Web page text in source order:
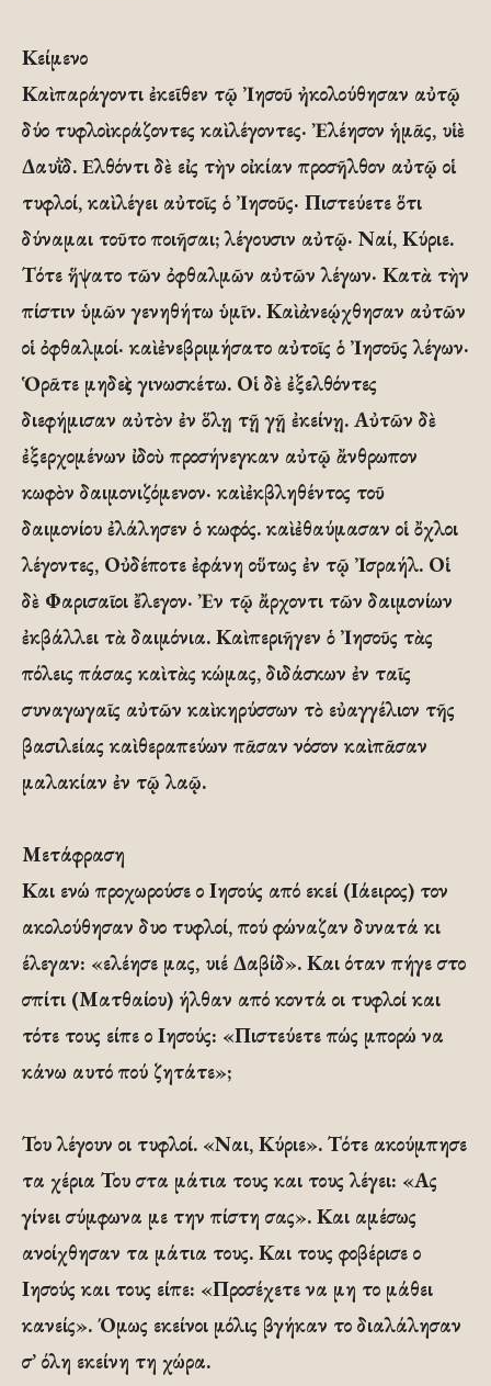
Κείμενο
Καὶ παράγοντι ἐκεῖθεν τῷ Ἰησοῦ ἠκολούθησαν αὐτῷ
δύο τυφλοὶ κράζοντες καὶ λέγοντες· Ἐλέησον ἡμᾶς, υἱὲ
Δαυῒδ. Eλθόντι δὲ εἰς τὴν οἰκίαν προσῆλθον αὐτῷ οἱ
τυφλοί, καὶ λέγει αὐτοῖς ὁ Ἰησοῦς· Πιστεύετε ὅτι
δύναμαι τοῦτο ποιῆσαι; λέγουσιν αὐτῷ· Ναί, Κύριε.
Τότε ἥψατο τῶν ὀφθαλμῶν αὐτῶν λέγων· Κατὰ τὴν
πίστιν ὑμῶν γενηθήτω ὑμῖν. Καὶ ἀνεῴχθησαν αὐτῶν
οἱ ὀφθαλμοί· καὶ ἐνεβριμήσατο αὐτοῖς ὁ Ἰησοῦς λέγων·
Ὁρᾶτε μηδεὶς γινωσκέτω. Οἱ δὲ ἐξελθόντες
διεφήμισαν αὐτὸν ἐν ὅλῃ τῇ γῇ ἐκείνῃ. Αὐτῶν δὲ
ἐξερχομένων ἰδοὺ προσήνεγκαν αὐτῷ ἄνθρωπον
κωφὸν δαιμονιζόμενον· καὶ ἐκβληθέντος τοῦ
δαιμονίου ἐλάλησεν ὁ κωφός. καὶ ἐθαύμασαν οἱ ὄχλοι
λέγοντες, Οὐδέποτε ἐφάνη οὕτως ἐν τῷ Ἰσραήλ. Οἱ
δὲ Φαρισαῖοι ἔλεγον· Ἐν τῷ ἄρχοντι τῶν δαιμονίων
ἐκβάλλει τὰ δαιμόνια. Καὶ περιῆγεν ὁ Ἰησοῦς τὰς
πόλεις πάσας καὶ τὰς κώμας, διδάσκων ἐν ταῖς
συναγωγαῖς αὐτῶν καὶ κηρύσσων τὸ εὐαγγέλιον τῆς
βασιλείας καὶ θεραπεύων πᾶσαν νόσον καὶ πᾶσαν
μαλακίαν ἐν τῷ λαῷ.
Μετάφραση
Και ενώ προχωρούσε ο Ιησούς από εκεί (Ιάειρος) τον
ακολούθησαν δυο τυφλοί, πού φώναζαν δυνατά κι
έλεγαν: «ελέησε μας, υιέ Δαβίδ». Και όταν πήγε στο
σπίτι (Ματθαίου) ήλθαν από κοντά οι τυφλοί και
τότε τους είπε ο Ιησούς: «Πιστεύετε πώς μπορώ να
κάνω αυτό πού ζητάτε»;
Του λέγουν οι τυφλοί. «Ναι, Κύριε». Τότε ακούμπησε
τα χέρια Του στα μάτια τους και τους λέγει: «Ας
γίνει σύμφωνα με την πίστη σας». Και αμέσως
ανοίχθησαν τα μάτια τους. Και τους φοβέρισε ο
Ιησούς και τους είπε: «Προσέχετε να μη το μάθει
κανείς». Όμως εκείνοι μόλις βγήκαν το διαλάλησαν
σ’ όλη εκείνη τη χώρα.